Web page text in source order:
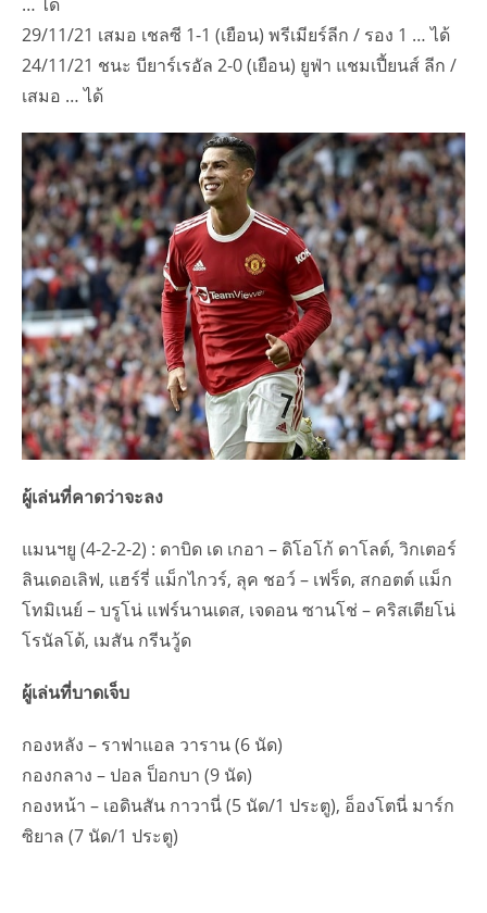
29/11/21 เสมอ เชลซี 1-1 (เยือน) พรีเมียร์ลีก / รอง 1 … ได้
24/11/21 ชนะ บียาร์เรอัล 2-0 (เยือน) ยูฟ่า แชมเปี้ยนส์ ลีก /
เสมอ … ได้
ผู้เล่นที่คาดว่าจะลง
แมนฯยู (4-2-2-2) : ดาบิด เด เกอา – ดิโอโก้ ดาโลต์, วิกเตอร์
ลินเดอเลิฟ, แฮร์รี่ แม็กไกวร์, ลุค ชอว์ – เฟร็ด, สกอตต์ แม็ก
โทมิเนย์ – บรูโน่ แฟร์นานเดส, เจดอน ซานโช่ – คริสเตียโน่
โรนัลโด้, เมสัน กรีนวู้ด
ผู้เล่นที่บาดเจ็บ
กองหลัง – ราฟาแอล วาราน (6 นัด)
กองกลาง – ปอล ป็อกบา (9 นัด)
กองหน้า – เอดินสัน กาวานี่ (5 นัด/1 ประตู), อ็องโตนี่ มาร์ก
ซิยาล (7 นัด/1 ประตู)